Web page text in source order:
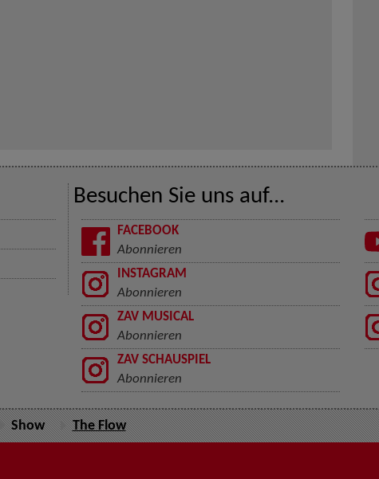
Besuchen Sie uns auf...
FACEBOOK
Abonnieren
INSTAGRAM
Abonnieren
ZAV MUSICAL
Abonnieren
ZAV SCHAUSPIEL
Abonnieren
Show The Flow